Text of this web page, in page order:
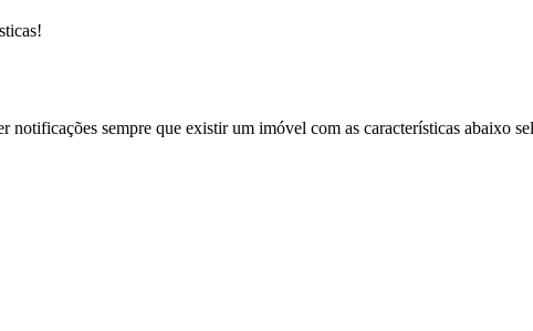
notificações sempre que existir um imóvel com as características abaixo